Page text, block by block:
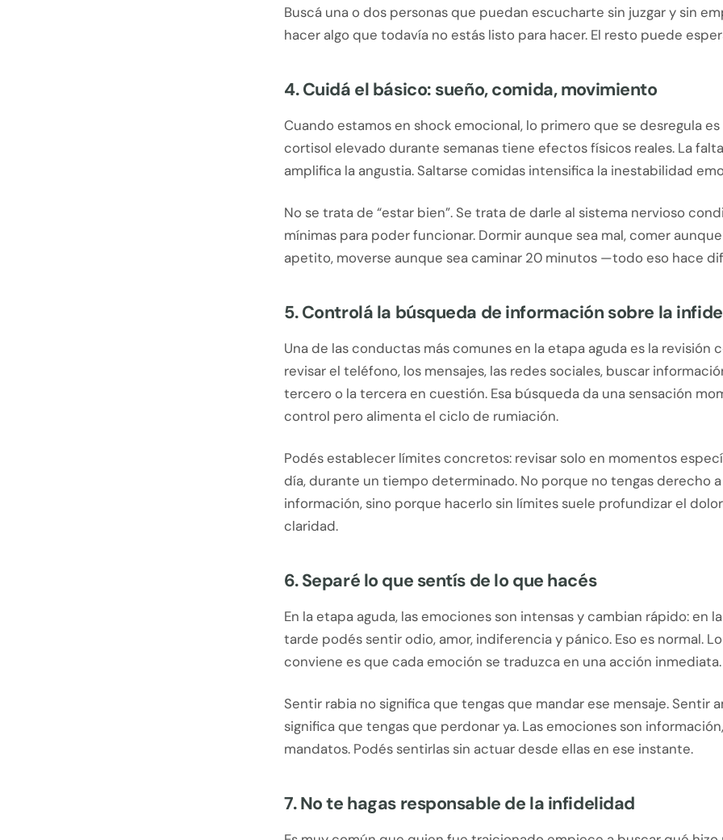
Buscá una o dos personas que puedan escucharte sin juzgar y sin
hacer algo que todavía no estás listo para hacer. El resto puede
4. Cuidá el básico: sueño, comida, movimiento
Cuando estamos en shock emocional, lo primero que se desregula es
cortisol elevado durante semanas tiene efectos físicos reales. La
amplifica la angustia. Saltarse comidas intensifica la inestabilidad
No se trata de “estar bien”. Se trata de darle al sistema nervioso
mínimas para poder funcionar. Dormir aunque sea mal, comer
apetito, moverse aunque sea caminar 20 minutos —todo eso hace
5. Controlá la búsqueda de información sobre la
Una de las conductas más comunes en la etapa aguda es la revisión
revisar el teléfono, los mensajes, las redes sociales, buscar
tercero o la tercera en cuestión. Esa búsqueda da una sensación
control pero alimenta el ciclo de rumiación.
Podés establecer límites concretos: revisar solo en momentos
día, durante un tiempo determinado. No porque no tengas derecho
información, sino porque hacerlo sin límites suele profundizar el
claridad.
6. Separé lo que sentís de lo que hacés
En la etapa aguda, las emociones son intensas y cambian rápido: en
tarde podés sentir odio, amor, indiferencia y pánico. Eso es normal.
conviene es que cada emoción se traduzca en una acción inmediata.
Sentir rabia no significa que tengas que mandar ese mensaje. Sentir
significa que tengas que perdonar ya. Las emociones son
mandatos. Podés sentirlas sin actuar desde ellas en ese instante.
7. No te hagas responsable de la infidelidad